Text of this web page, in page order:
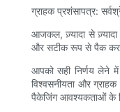
ग्राहक प्रशंसापत्र:
आजकल, ज़्यादा से
और सटीक रूप से पैक करने
आपको सही निर्णय लेने
विश्वसनीयता और
पैकेजिंग आवश्यकताओं के